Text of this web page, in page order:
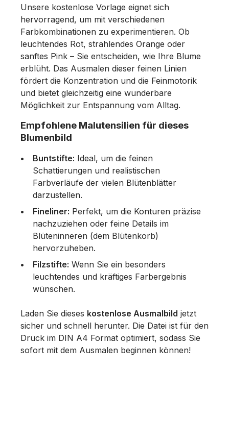
Unsere kostenlose Vorlage eignet sich
hervorragend, um mit verschiedenen
Farbkombinationen zu experimentieren. Ob
leuchtendes Rot, strahlendes Orange oder
sanftes Pink – Sie entscheiden, wie Ihre Blume
erblüht. Das Ausmalen dieser feinen Linien
fördert die Konzentration und die Feinmotorik
und bietet gleichzeitig eine wunderbare
Möglichkeit zur Entspannung vom Alltag.
Empfohlene Malutensilien für dieses
Blumenbild
Buntstifte: Ideal, um die feinen
Schattierungen und realistischen
Farbverläufe der vielen Blütenblätter
darzustellen.
Fineliner: Perfekt, um die Konturen präzise
nachzuziehen oder feine Details im
Blüteninneren (dem Blütenkorb)
hervorzuheben.
Filzstifte: Wenn Sie ein besonders
leuchtendes und kräftiges Farbergebnis
wünschen.
Laden Sie dieses kostenlose Ausmalbild jetzt
sicher und schnell herunter. Die Datei ist für den
Druck im DIN A4 Format optimiert, sodass Sie
sofort mit dem Ausmalen beginnen können!